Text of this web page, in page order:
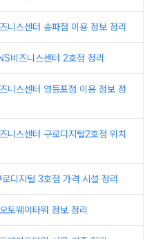
니스센터 송파점 이용 정보 정리
비즈니스센터 2호점 정리
니스센터 영등포점 이용 정보 정
니스센터 구로디지털2호점 위치
디지털 3호점 가격 시설 정리
토웨이타워 정보 정리